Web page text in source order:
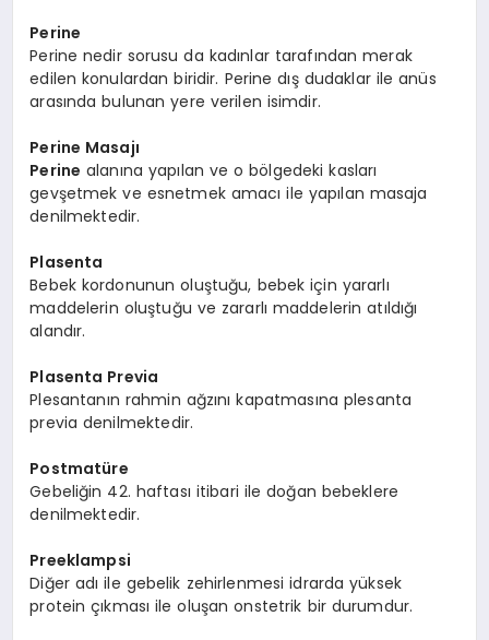
Perine
Perine nedir sorusu da kadınlar tarafından merak
edilen konulardan biridir. Perine dış dudaklar ile anüs
arasında bulunan yere verilen isimdir.
Perine Masajı
Perine alanına yapılan ve o bölgedeki kasları
gevşetmek ve esnetmek amacı ile yapılan masaja
denilmektedir.
Plasenta
Bebek kordonunun oluştuğu, bebek için yararlı
maddelerin oluştuğu ve zararlı maddelerin atıldığı
alandır.
Plasenta Previa
Plesantanın rahmin ağzını kapatmasına plesanta
previa denilmektedir.
Postmatüre
Gebeliğin 42. haftası itibari ile doğan bebeklere
denilmektedir.
Preeklampsi
Diğer adı ile gebelik zehirlenmesi idrarda yüksek
protein çıkması ile oluşan onstetrik bir durumdur.